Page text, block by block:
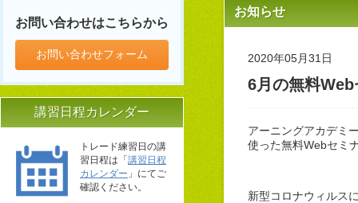
お知らせ
2020年05月31日
6月の無料
アーニングアカデミ
使った無料Webセミ
新型コロナウィルス
お問い合わせはこちらから
お問い合わせフォーム
講習日程カレンダー
トレード練習日の講
習日程は「 講習日程
カレンダー 」にてご
確認ください。